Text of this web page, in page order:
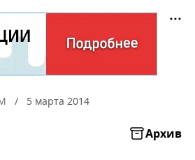
5 марта 2014
Архив